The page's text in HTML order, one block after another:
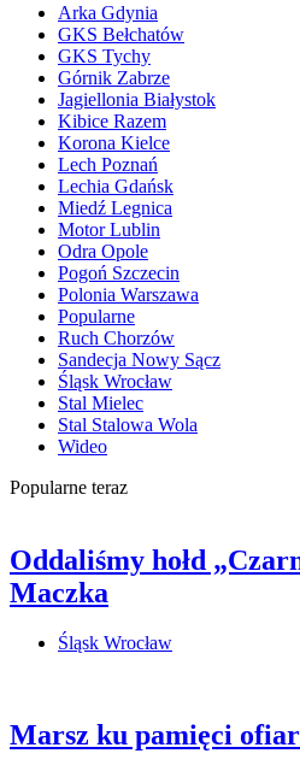
Arka Gdynia
GKS Bełchatów
GKS Tychy
Górnik Zabrze
Jagiellonia Białystok
Kibice Razem
Korona Kielce
Lech Poznań
Lechia Gdańsk
Miedź Legnica
Motor Lublin
Odra Opole
Pogoń Szczecin
Polonia Warszawa
Popularne
Ruch Chorzów
Sandecja Nowy Sącz
Śląsk Wrocław
Stal Mielec
Stal Stalowa Wola
Wideo
Popularne teraz
Oddaliśmy hołd
Maczka
Śląsk Wrocław
Marsz ku pamięci